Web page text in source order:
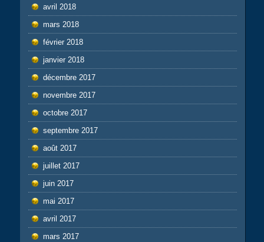
avril 2018
mars 2018
février 2018
janvier 2018
décembre 2017
novembre 2017
octobre 2017
septembre 2017
août 2017
juillet 2017
juin 2017
mai 2017
avril 2017
mars 2017